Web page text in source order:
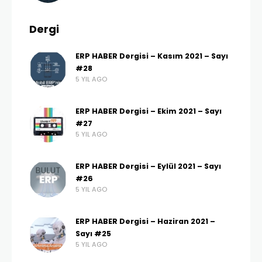
Dergi
ERP HABER Dergisi – Kasım 2021 – Sayı
#28
5 YIL AGO
ERP HABER Dergisi – Ekim 2021 – Sayı
#27
5 YIL AGO
ERP HABER Dergisi – Eylül 2021 – Sayı
#26
5 YIL AGO
ERP HABER Dergisi – Haziran 2021 –
Sayı #25
5 YIL AGO